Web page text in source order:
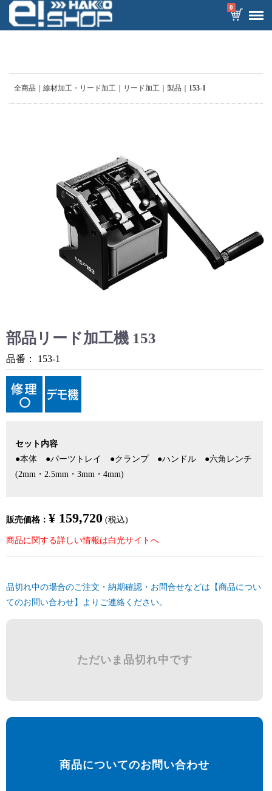
0
全商品 線材加工・リード加工 リード加工 製品 153-1
部品リード加工機 153
品番： 153-1
セット内容
●本体 ●パーツトレイ ●クランプ ●ハンドル ●六角レンチ
(2mm・2.5mm・3mm・4mm)
販売価格： ¥ 159,720 (税込)
商品に関する詳しい情報は白光サイトへ
品切れ中の場合のご注文・納期確認・お問合せなどは【商品につい
てのお問い合わせ】よりご連絡ください。
ただいま品切れ中です
商品についてのお問い合わせ